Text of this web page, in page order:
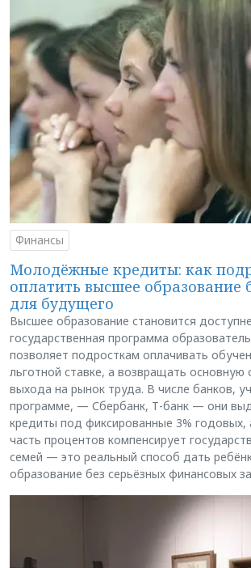
Финансы
Молодёжные кредиты: как
оплатить высшее образование
для будущего
Высшее образование становится
государственная программа
позволяет подросткам оплачивать
льготной ставке, а возвращать основную
выхода на рынок труда. В числе банков,
программе, — Сбербанк, Т-банк — они
кредиты под фиксированные 3% годовых,
часть процентов компенсирует
семей — это реальный способ дать
образование без серьёзных финансовых